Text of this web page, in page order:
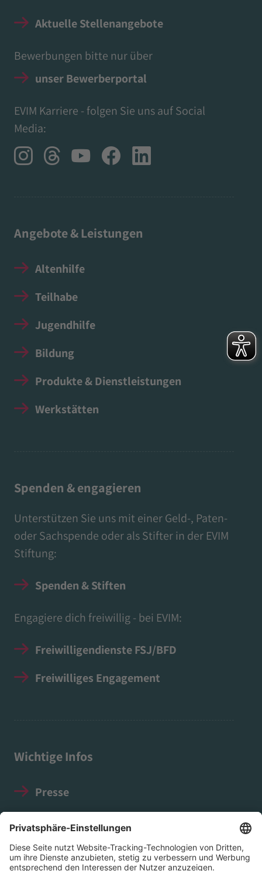
Aktuelle Stellenangebote
Bewerbungen bitte nur über
unser Bewerberportal
EVIM Karriere - folgen Sie uns auf Social
Media:
Angebote & Leistungen
Altenhilfe
Teilhabe
Jugendhilfe
Bildung
Produkte & Dienstleistungen
Werkstätten
Spenden & engagieren
Unterstützen Sie uns mit einer Geld-, Paten-
oder Sachspende oder als Stifter in der EVIM
Stiftung:
Spenden & Stiften
Engagiere dich freiwillig - bei EVIM:
Freiwilligendienste FSJ/BFD
Freiwilliges Engagement
Wichtige Infos
Presse
Datenschutz